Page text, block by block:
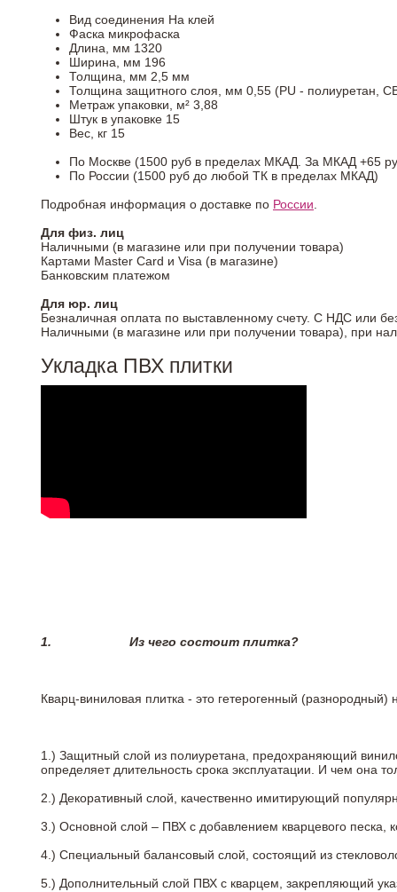
Вид соединения На клей
Фаска микрофаска
Длина, мм 1320
Ширина, мм 196
Толщина, мм 2,5 мм
Толщина защитного слоя, мм 0,55 (PU - полиуретан,
Метраж упаковки, м² 3,88
Штук в упаковке 15
Вес, кг 15
По Москве (1500 руб в пределах МКАД. За МКАД +65
По России (1500 руб до любой ТК в пределах МКАД)
Подробная информация о доставке по России.
Для физ. лиц
Наличными (в магазине или при получении товара)
Картами Master Card и Visa (в магазине)
Банковским платежом
Для юр. лиц
Безналичная оплата по выставленному счету. С НДС или
Наличными (в магазине или при получении товара), при
Укладка ПВХ плитки
1. Из чего состоит плитка?
Кварц-виниловая плитка - это гетерогенный
1.) Защитный слой из полиуретана, предохраняющий
определяет длительность срока эксплуатации. И чем она
2.) Декоративный слой, качественно имитирующий
3.) Основной слой – ПВХ с добавлением кварцевого песка,
4.) Специальный балансовый слой, состоящий из
5.) Дополнительный слой ПВХ с кварцем, закрепляющий